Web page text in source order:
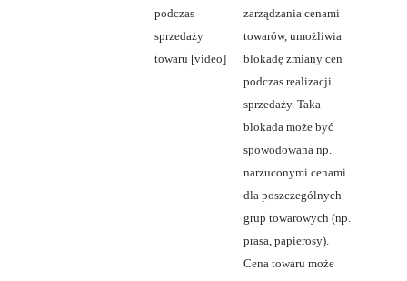
podczas
sprzedaży
towaru [video]
zarządzania cenami
towarów, umożliwia
blokadę zmiany cen
podczas realizacji
sprzedaży. Taka
blokada może być
spowodowana np.
narzuconymi cenami
dla poszczególnych
grup towarowych (np.
prasa, papierosy).
Cena towaru może